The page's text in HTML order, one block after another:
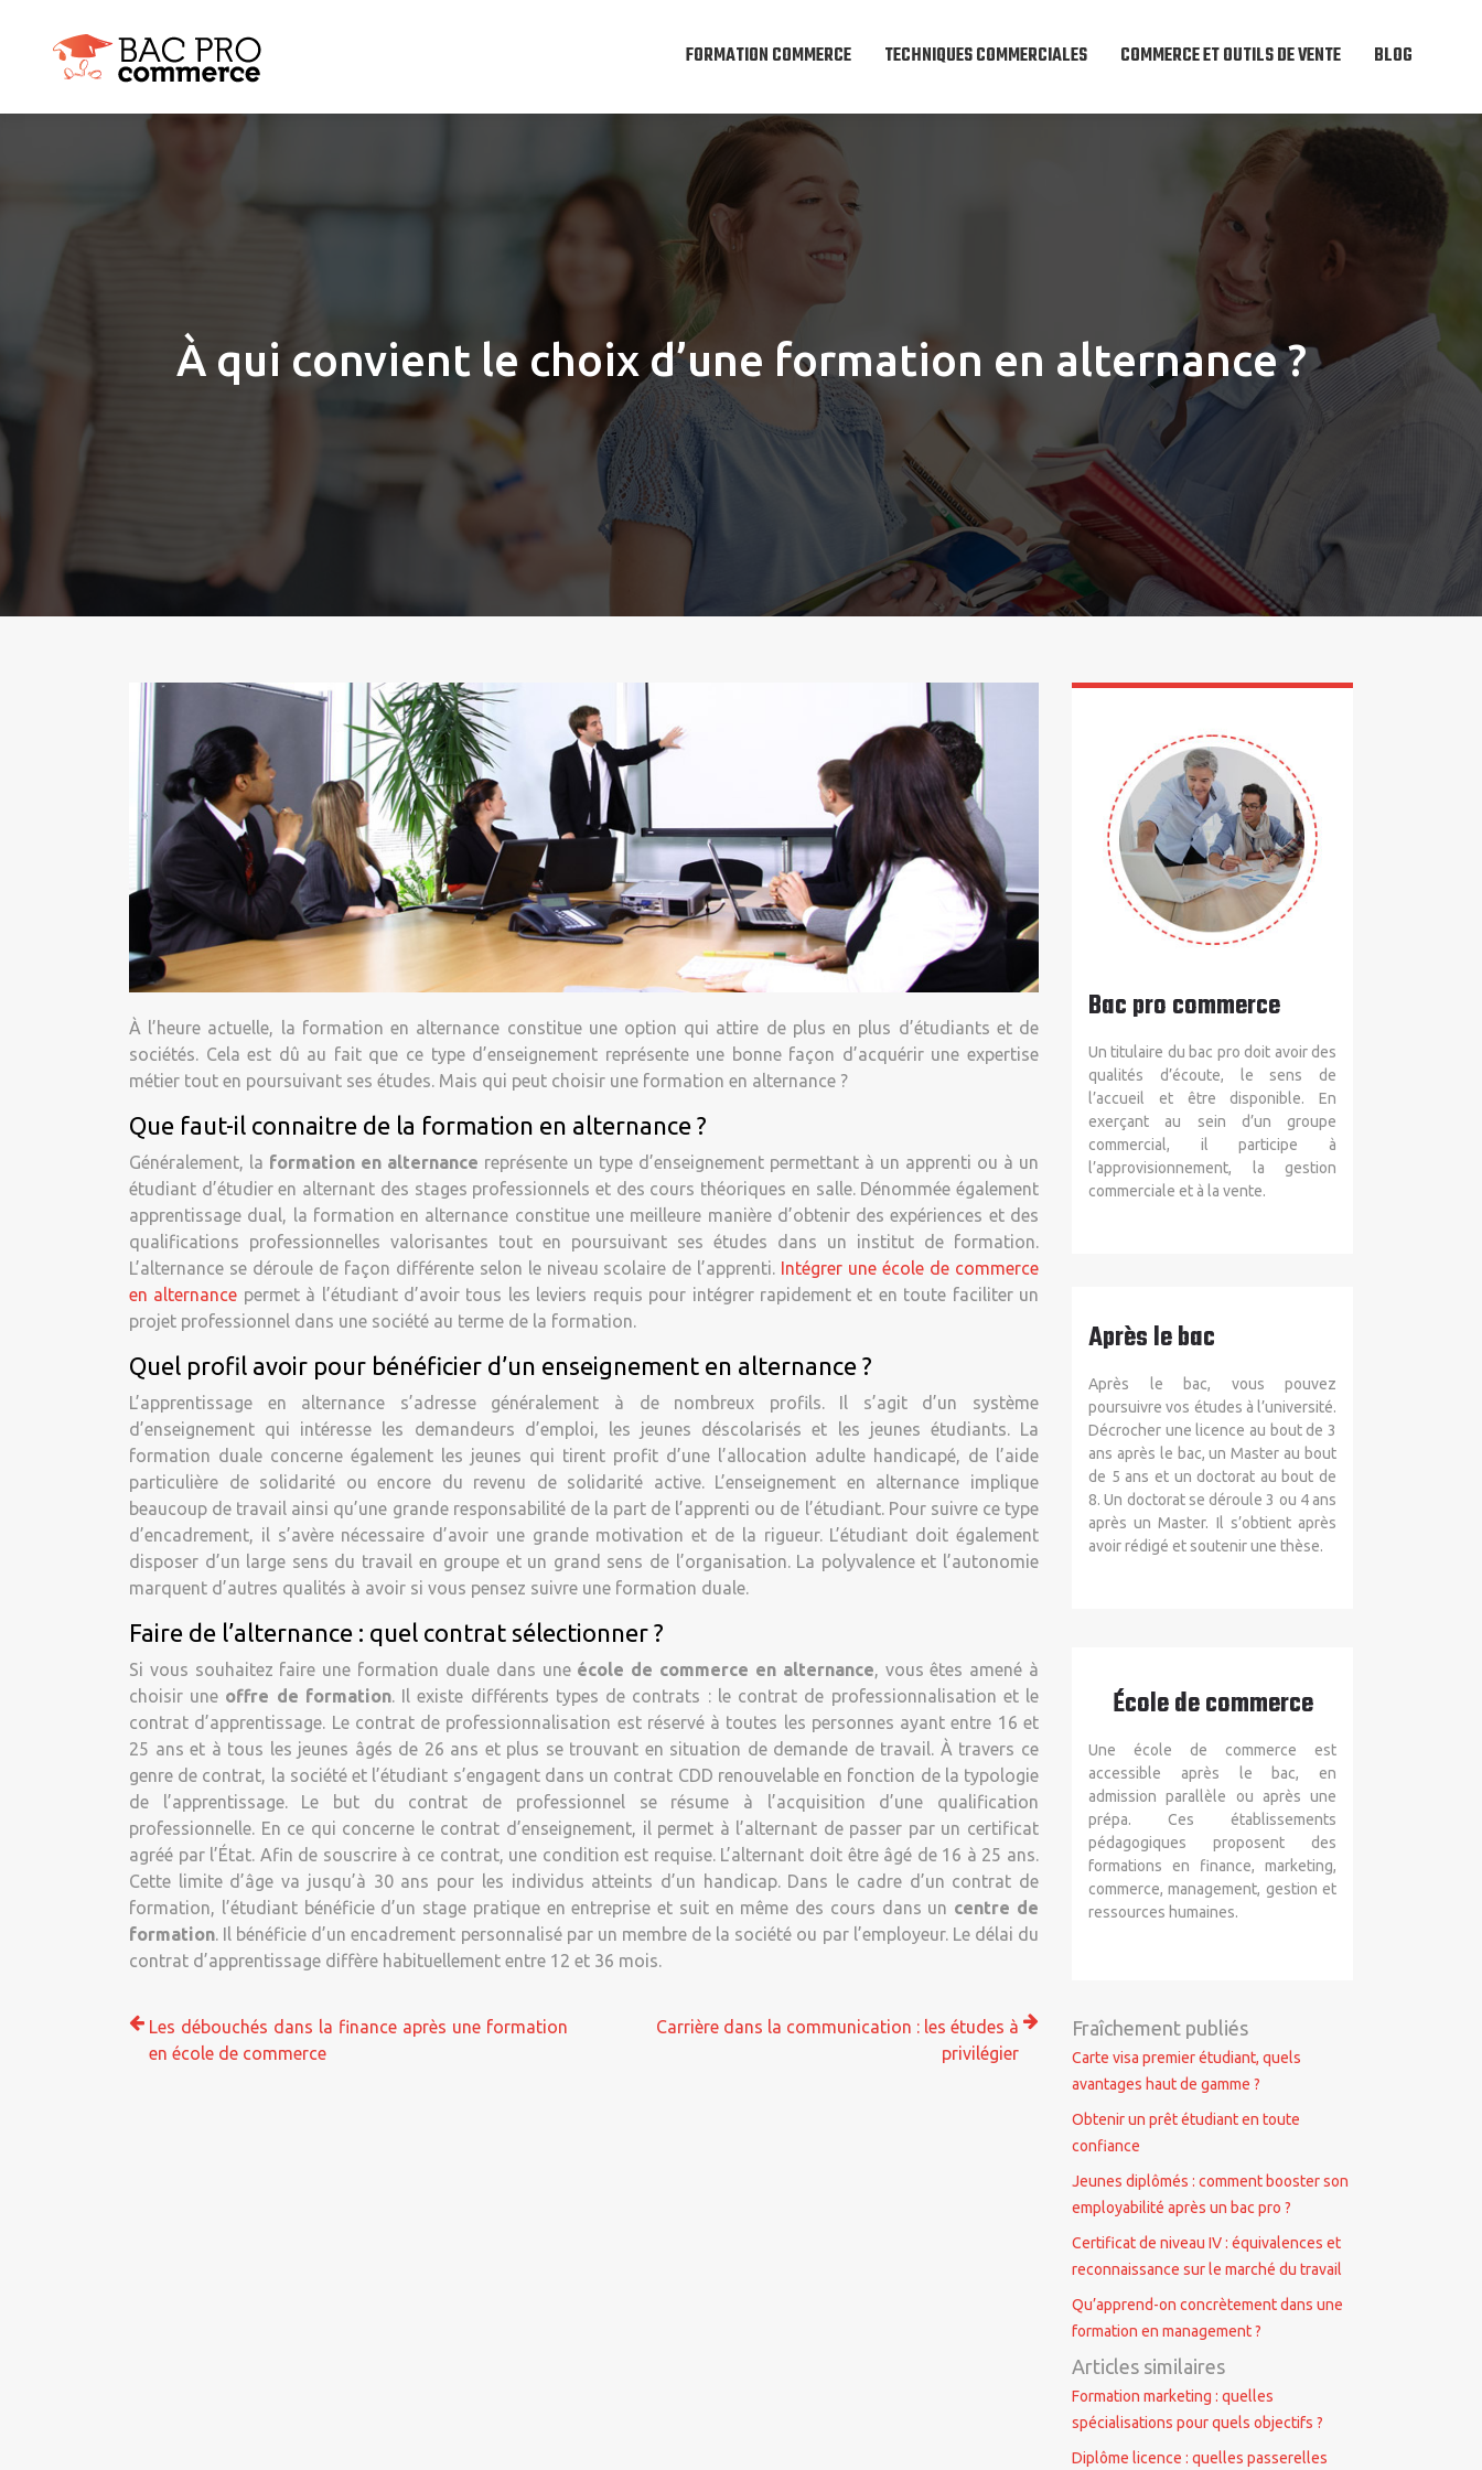
FORMATION COMMERCE TECHNIQUES COMMERCIALES COMMERCE ET OUTILS DE VENTE BLOG
À qui convient le choix d’une formation en alternance ?
À l’heure actuelle, la formation en alternance constitue une option qui attire de plus en plus d’étudiants et de
sociétés. Cela est dû au fait que ce type d’enseignement représente une bonne façon d’acquérir une expertise
métier tout en poursuivant ses études. Mais qui peut choisir une formation en alternance ?
Que faut-il connaitre de la formation en alternance ?
Généralement, la formation en alternance représente un type d’enseignement permettant à un apprenti ou à un
étudiant d’étudier en alternant des stages professionnels et des cours théoriques en salle. Dénommée également
apprentissage dual, la formation en alternance constitue une meilleure manière d’obtenir des expériences et des
qualifications professionnelles valorisantes tout en poursuivant ses études dans un institut de formation.
L’alternance se déroule de façon différente selon le niveau scolaire de l’apprenti. Intégrer une école de commerce
en alternance permet à l’étudiant d’avoir tous les leviers requis pour intégrer rapidement et en toute faciliter un
projet professionnel dans une société au terme de la formation.
Quel profil avoir pour bénéficier d’un enseignement en alternance ?
L’apprentissage en alternance s’adresse généralement à de nombreux profils. Il s’agit d’un système
d’enseignement qui intéresse les demandeurs d’emploi, les jeunes déscolarisés et les jeunes étudiants. La
formation duale concerne également les jeunes qui tirent profit d’une l’allocation adulte handicapé, de l’aide
particulière de solidarité ou encore du revenu de solidarité active. L’enseignement en alternance implique
beaucoup de travail ainsi qu’une grande responsabilité de la part de l’apprenti ou de l’étudiant. Pour suivre ce type
d’encadrement, il s’avère nécessaire d’avoir une grande motivation et de la rigueur. L’étudiant doit également
disposer d’un large sens du travail en groupe et un grand sens de l’organisation. La polyvalence et l’autonomie
marquent d’autres qualités à avoir si vous pensez suivre une formation duale.
Faire de l’alternance : quel contrat sélectionner ?
Si vous souhaitez faire une formation duale dans une école de commerce en alternance, vous êtes amené à
choisir une offre de formation. Il existe différents types de contrats : le contrat de professionnalisation et le
contrat d’apprentissage. Le contrat de professionnalisation est réservé à toutes les personnes ayant entre 16 et
25 ans et à tous les jeunes âgés de 26 ans et plus se trouvant en situation de demande de travail. À travers ce
genre de contrat, la société et l’étudiant s’engagent dans un contrat CDD renouvelable en fonction de la typologie
de l’apprentissage. Le but du contrat de professionnel se résume à l’acquisition d’une qualification
professionnelle. En ce qui concerne le contrat d’enseignement, il permet à l’alternant de passer par un certificat
agréé par l’État. Afin de souscrire à ce contrat, une condition est requise. L’alternant doit être âgé de 16 à 25 ans.
Cette limite d’âge va jusqu’à 30 ans pour les individus atteints d’un handicap. Dans le cadre d’un contrat de
formation, l’étudiant bénéficie d’un stage pratique en entreprise et suit en même des cours dans un centre de
formation. Il bénéficie d’un encadrement personnalisé par un membre de la société ou par l’employeur. Le délai du
contrat d’apprentissage diffère habituellement entre 12 et 36 mois.
Les débouchés dans la finance après une formation
en école de commerce
Carrière dans la communication : les études à
privilégier
Bac pro commerce
Un titulaire du bac pro doit avoir des
qualités d’écoute, le sens de
l’accueil et être disponible. En
exerçant au sein d’un groupe
commercial, il participe à
l’approvisionnement, la gestion
commerciale et à la vente.
Après le bac
Après le bac, vous pouvez
poursuivre vos études à l’université.
Décrocher une licence au bout de 3
ans après le bac, un Master au bout
de 5 ans et un doctorat au bout de
8. Un doctorat se déroule 3 ou 4 ans
après un Master. Il s’obtient après
avoir rédigé et soutenir une thèse.
École de commerce
Une école de commerce est
accessible après le bac, en
admission parallèle ou après une
prépa. Ces établissements
pédagogiques proposent des
formations en finance, marketing,
commerce, management, gestion et
ressources humaines.
Fraîchement publiés
Carte visa premier étudiant, quels
avantages haut de gamme ?
Obtenir un prêt étudiant en toute
confiance
Jeunes diplômés : comment booster son
employabilité après un bac pro ?
Certificat de niveau IV : équivalences et
reconnaissance sur le marché du travail
Qu’apprend-on concrètement dans une
formation en management ?
Articles similaires
Formation marketing : quelles
spécialisations pour quels objectifs ?
Diplôme licence : quelles passerelles